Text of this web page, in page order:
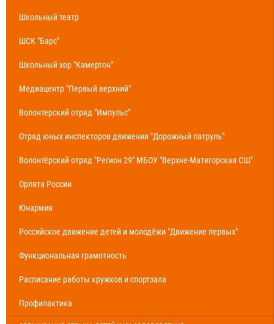
Школьный театр
ШСК "Барс"
Школьный хор "Камертон"
Медиацентр "Первый верхний"
Волонтерский отряд "Импульс"
Отряд юных инспекторов движения "Дорожный патруль"
Волонтёрский отряд "Регион 29" МБОУ "Верхне-Матигорская СШ"
Орлята России
Юнармия
Российское движение детей и молодёжи "Движение первых"
Функциональная грамотность
Расписание работы кружков и спортзала
Профилактика